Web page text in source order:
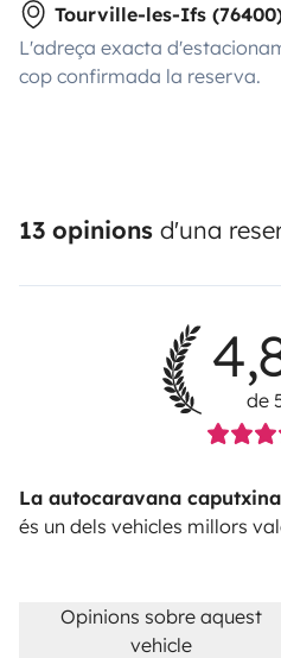
Tourville-les-Ifs
L'adreça exacta
cop confirmada la reserva.
13 opinions d'una
de
La autocaravana
és un dels vehicles millors
Opinions sobre aquest
vehicle